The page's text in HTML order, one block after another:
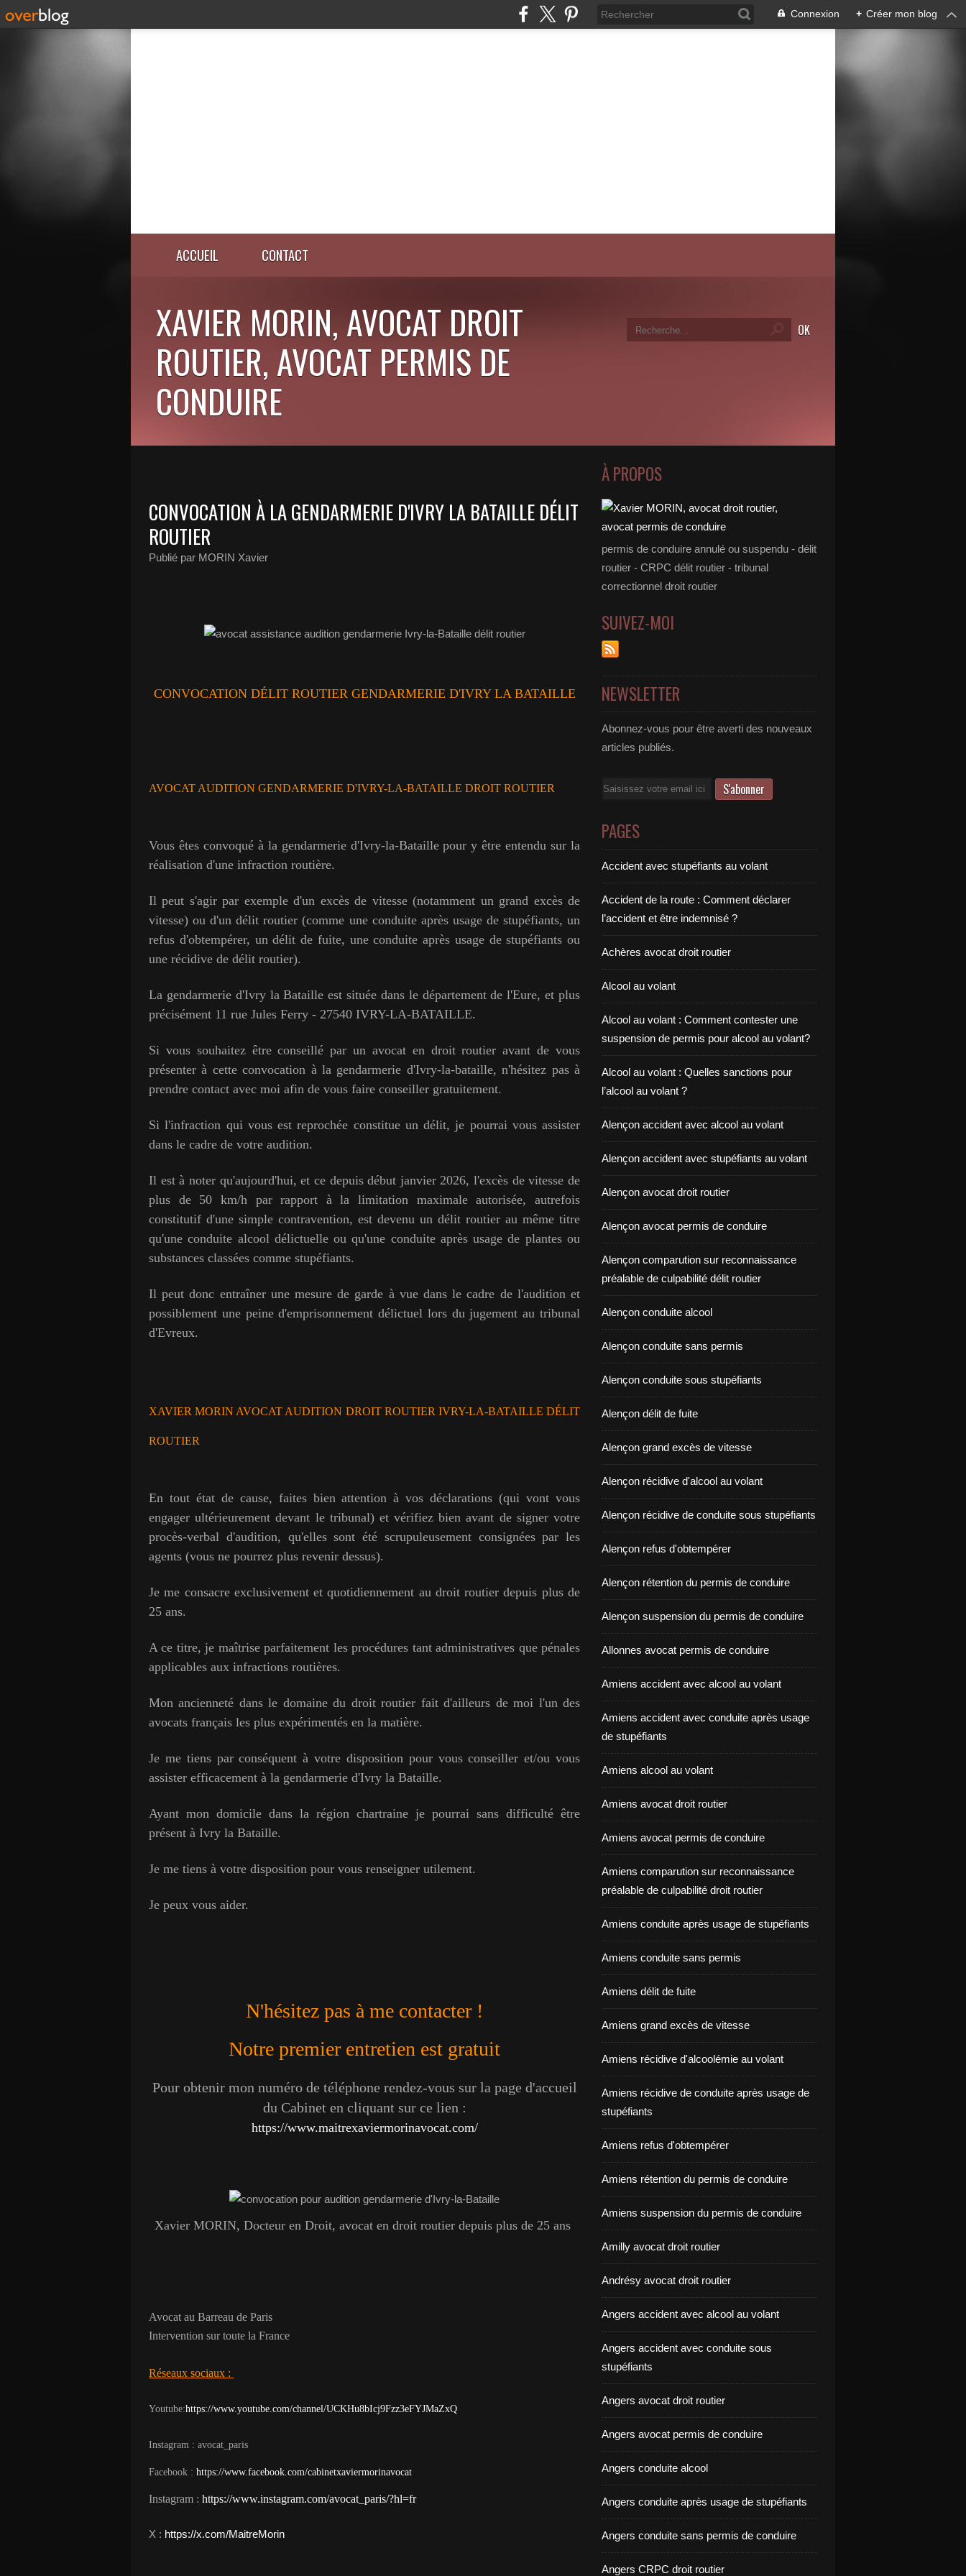
Connexion + Créer mon blog
ACCUEIL CONTACT
XAVIER MORIN, AVOCAT DROIT
ROUTIER, AVOCAT PERMIS DE
CONDUIRE
​CONVOCATION À LA GENDARMERIE D'IVRY LA BATAILLE DÉLIT
ROUTIER
Publié par MORIN Xavier
CONVOCATION DÉLIT ROUTIER GENDARMERIE D'IVRY LA BATAILLE
AVOCAT AUDITION GENDARMERIE D'IVRY-LA-BATAILLE DROIT ROUTIER
Vous êtes convoqué à la gendarmerie d'Ivry-la-Bataille pour y être entendu sur la
réalisation d'une infraction routière.
Il peut s'agir par exemple d'un excès de vitesse (notamment un grand excès de
vitesse) ou d'un délit routier (comme une conduite après usage de stupéfiants, un
refus d'obtempérer, un délit de fuite, une conduite après usage de stupéfiants ou
une récidive de délit routier).
La gendarmerie d'Ivry la Bataille est située dans le département de l'Eure, et plus
précisément 11 rue Jules Ferry - 27540 IVRY-LA-BATAILLE.
Si vous souhaitez être conseillé par un avocat en droit routier avant de vous
présenter à cette convocation à la gendarmerie d'Ivry-la-bataille, n'hésitez pas à
prendre contact avec moi afin de vous faire conseiller gratuitement.
Si l'infraction qui vous est reprochée constitue un délit, je pourrai vous assister
dans le cadre de votre audition.
Il est à noter qu'aujourd'hui, et ce depuis début janvier 2026, l'excès de vitesse de
plus de 50 km/h par rapport à la limitation maximale autorisée, autrefois
constitutif d'une simple contravention, est devenu un délit routier au même titre
qu'une conduite alcool délictuelle ou qu'une conduite après usage de plantes ou
substances classées comme stupéfiants.
Il peut donc entraîner une mesure de garde à vue dans le cadre de l'audition et
possiblement une peine d'emprisonnement délictuel lors du jugement au tribunal
d'Evreux.
XAVIER MORIN AVOCAT AUDITION DROIT ROUTIER IVRY-LA-BATAILLE DÉLIT
ROUTIER
En tout état de cause, faites bien attention à vos déclarations (qui vont vous
engager ultérieurement devant le tribunal) et vérifiez bien avant de signer votre
procès-verbal d'audition, qu'elles sont été scrupuleusement consignées par les
agents (vous ne pourrez plus revenir dessus).
Je me consacre exclusivement et quotidiennement au droit routier depuis plus de
25 ans.
A ce titre, je maîtrise parfaitement les procédures tant administratives que pénales
applicables aux infractions routières.
Mon ancienneté dans le domaine du droit routier fait d'ailleurs de moi l'un des
avocats français les plus expérimentés en la matière.
Je me tiens par conséquent à votre disposition pour vous conseiller et/ou vous
assister efficacement à la gendarmerie d'Ivry la Bataille.
Ayant mon domicile dans la région chartraine je pourrai sans difficulté être
présent à Ivry la Bataille.
Je me tiens à votre disposition pour vous renseigner utilement.
Je peux vous aider.
N'hésitez pas à me contacter !
Notre premier entretien est gratuit
Pour obtenir mon numéro de téléphone rendez-vous sur la page d'accueil
du Cabinet en cliquant sur ce lien :
https://www.maitrexaviermorinavocat.com/
Xavier MORIN, Docteur en Droit, avocat en droit routier depuis plus de 25 ans
Avocat au Barreau de Paris
Intervention sur toute la France
Réseaux sociaux :
Youtube:https://www.youtube.com/channel/UCKHu8bIcj9Fzz3eFYJMaZxQ
Instagram : avocat_paris
Facebook : https://www.facebook.com/cabinetxaviermorinavocat
Instagram : https://www.instagram.com/avocat_paris/?hl=fr
​X : https://x.com/MaitreMorin
À PROPOS
permis de conduire annulé ou suspendu - délit
routier - CRPC délit routier - tribunal
correctionnel droit routier
SUIVEZ-MOI
NEWSLETTER
Abonnez-vous pour être averti des nouveaux
articles publiés.
Email
PAGES
Accident avec stupéfiants au volant
Accident de la route : Comment déclarer
l’accident et être indemnisé ?
Achères avocat droit routier
Alcool au volant
Alcool au volant : Comment contester une
suspension de permis pour alcool au volant?
Alcool au volant : Quelles sanctions pour
l’alcool au volant ?
Alençon accident avec alcool au volant
Alençon accident avec stupéfiants au volant
Alençon avocat droit routier
Alençon avocat permis de conduire
Alençon comparution sur reconnaissance
préalable de culpabilité délit routier
Alençon conduite alcool
​​​​​​​Alençon conduite sans permis
Alençon conduite sous stupéfiants
Alençon délit de fuite
Alençon grand excès de vitesse
Alençon récidive d'alcool au volant
Alençon récidive de conduite sous stupéfiants
Alençon refus d'obtempérer
Alençon rétention du permis de conduire
Alençon suspension du permis de conduire
Allonnes avocat permis de conduire
Amiens accident avec alcool au volant
Amiens accident avec conduite après usage
de stupéfiants
Amiens alcool au volant
Amiens avocat droit routier
Amiens avocat permis de conduire
Amiens comparution sur reconnaissance
préalable de culpabilité droit routier
Amiens conduite après usage de stupéfiants
Amiens conduite sans permis
Amiens délit de fuite
Amiens grand excès de vitesse
Amiens récidive d'alcoolémie au volant
Amiens récidive de conduite après usage de
stupéfiants
Amiens refus d'obtempérer
Amiens rétention du permis de conduire
Amiens suspension du permis de conduire
Amilly avocat droit routier
Andrésy avocat droit routier
Angers accident avec alcool au volant
Angers accident avec conduite sous
stupéfiants
Angers avocat droit routier
Angers avocat permis de conduire
Angers conduite alcool
Angers conduite après usage de stupéfiants
Angers conduite sans permis de conduire
Angers CRPC droit routier